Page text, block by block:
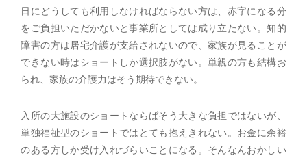
日にどうしても利用しなければならない方は、赤字になる分
をご負担いただかないと事業所としては成り立たない。知的
障害の方は居宅介護が支給されないので、家族が見ることが
できない時はショートしか選択肢がない。単親の方も結構お
られ、家族の介護力はそう期待できない。
入所の大施設のショートならばそう大きな負担ではないが、
単独福祉型のショートではとても抱えきれない。お金に余裕
のある方しか受け入れづらいことになる。そんなんおかしい